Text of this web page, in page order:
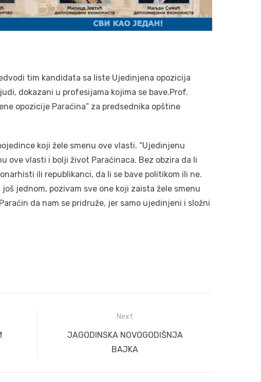
tim kandidata sa liste Ujedinjena opozicija
dokazani u profesijama kojima se bave.Prof.
opozicije Paraćina” za predsednika opštine
koji žele smenu ove vlasti. “Ujedinjenu
ove vlasti i bolji život Paraćinaca. Bez obzira da li
ili republikanci, da li se bave politikom ili ne.
jednom, pozivam sve one koji zaista žele smenu
da nam se pridruže, jer samo ujedinjeni i složni
Next
Next
JAGODINSKA NOVOGODIŠNJA
BAJKA